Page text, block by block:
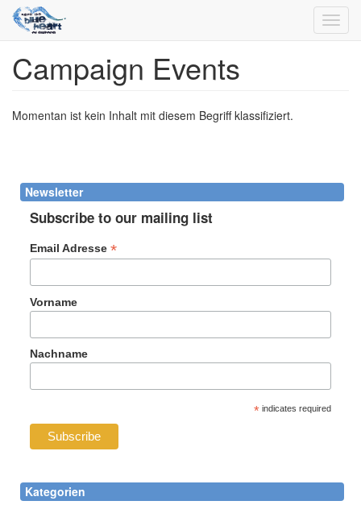
Direkt
zum
Campaign Events
Momentan ist kein Inhalt mit diesem Begriff klassifiziert.
Newsletter
Subscribe to our mailing list
Email Adresse*
Vorname
Nachname
* indicates required
Kategorien